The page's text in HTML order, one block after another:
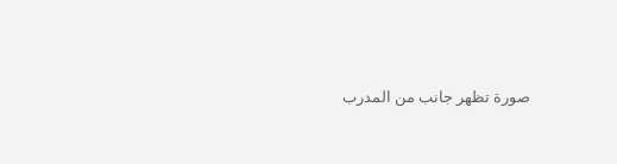
صورة تظهر جانب من المدرب